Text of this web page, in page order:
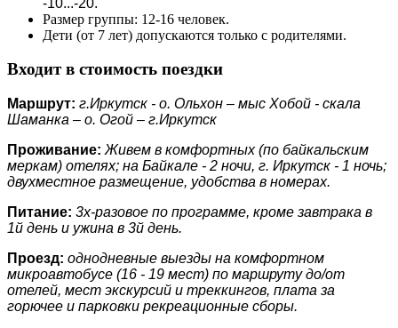
Размер группы: 12-16 человек.
Дети (от 7 лет) допускаются только с родителями.
Входит в стоимость поездки
Маршрут: г.Иркутск - о. Ольхон – мыс Хобой - скала
Шаманка – о. Огой – г.Иркутск
Проживание: Живем в комфортных (по байкальским
меркам) отелях; на Байкале - 2 ночи, г. Иркутск - 1 ночь;
двухместное размещение, удобства в номерах.
Питание: 3х-разовое по программе, кроме завтрака в
1й день и ужина в 3й день.
Проезд: однодневные выезды на комфортном
микроавтобусе (16 - 19 мест) по маршруту до/от
отелей, мест экскурсий и треккингов, плата за
горючее и парковки рекреационные сборы.